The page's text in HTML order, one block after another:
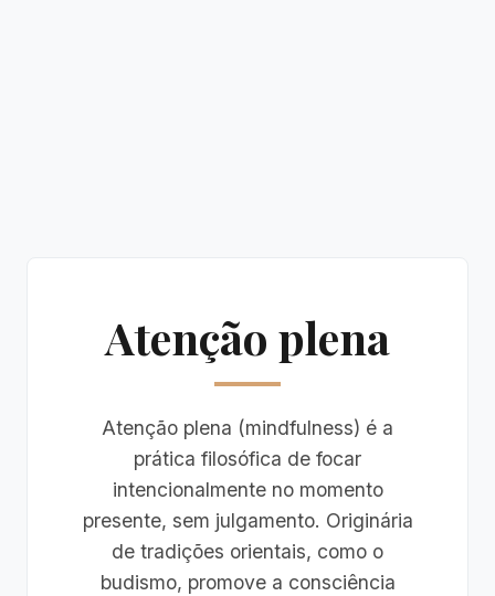
Atenção plena
Atenção plena (mindfulness) é a
prática filosófica de focar
intencionalmente no momento
presente, sem julgamento. Originária
de tradições orientais, como o
budismo, promove a consciência